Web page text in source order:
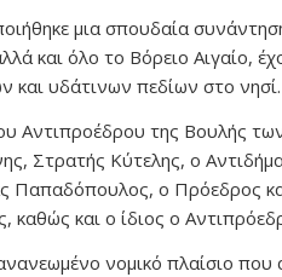
μια σπουδαία
και όλο το Βόρειο Αιγαίο,
και υδάτινων πεδίων στο νησί.
Αντιπροέδρου της Βουλής
Στρατής Κύτελης, ο
Παπαδόπουλος, ο Πρόεδρος
καθώς και ο ίδιος ο
νομικό πλαίσιο